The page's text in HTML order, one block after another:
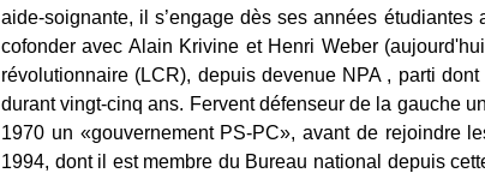
aide-soignante, il s’engage dès ses années étudiantes
cofonder avec Alain Krivine et Henri Weber
révolutionnaire (LCR), depuis devenue NPA , parti
durant vingt-cinq ans. Fervent défenseur de la gauche
1970 un «gouvernement PS-PC», avant de rejoindre
1994, dont il est membre du Bureau national depuis